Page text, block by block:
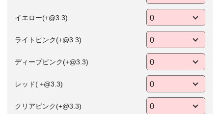
イエロー(+@3.3)
ライトピンク(+@3.3)
ディープピンク(+@3.3)
レッド( +@3.3)
クリアピンク(+@3.3)